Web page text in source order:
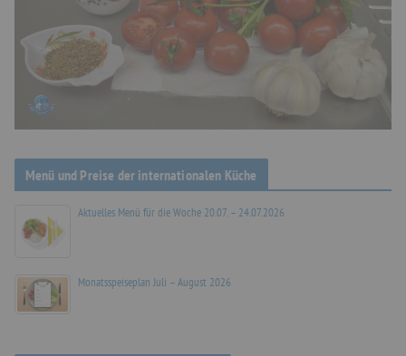
Menü und Preise der internationalen Küche
Aktuelles Menü für die Woche 20.07. – 24.07.2026
Monatsspeiseplan Juli – August 2026